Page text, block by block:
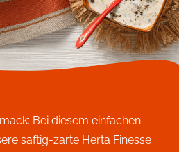
Bei diesem einfachen
saftig-zarte Herta Finesse